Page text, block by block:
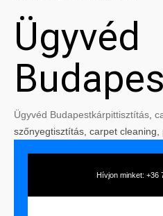
Ügyvéd
Ügyvéd Budapestkárpittisztítás
szőnyegtisztítás, carpet cleaning,
Hívjon minket: +36